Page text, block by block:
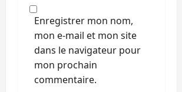
Enregistrer mon nom,
mon e-mail et mon site
dans le navigateur pour
mon prochain
commentaire.